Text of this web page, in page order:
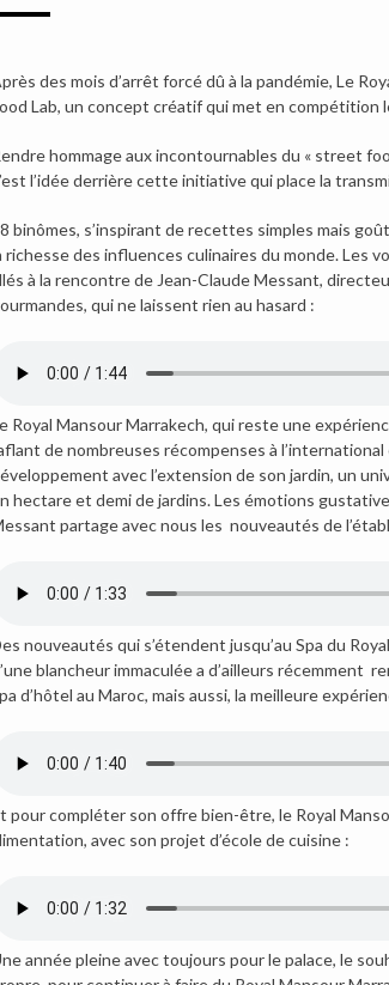
des mois d’arrêt forcé dû à la pandémie, Le
Lab, un concept créatif qui met en compétition
hommage aux incontournables du « street
l’idée derrière cette initiative qui place la
binômes, s’inspirant de recettes simples mais
richesse des influences culinaires du monde. Les
à la rencontre de Jean-Claude Messant,
qui ne laissent rien au hasard :
Royal Mansour Marrakech, qui reste une
de nombreuses récompenses à
avec l’extension de son jardin, un
hectare et demi de jardins. Les émotions
partage avec nous les nouveautés de
nouveautés qui s’étendent jusqu’au Spa du
blancheur immaculée a d’ailleurs récemment
d’hôtel au Maroc, mais aussi, la meilleure
pour compléter son offre bien-être, le Royal
avec son projet d’école de cuisine :
année pleine avec toujours pour le palace, le